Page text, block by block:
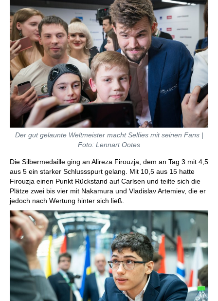
Der gut gelaunte Weltmeister macht Selfies mit seinen Fans |
Foto: Lennart Ootes
Die Silbermedaille ging an Alireza Firouzja, dem an Tag 3 mit 4,5
aus 5 ein starker Schlussspurt gelang. Mit 10,5 aus 15 hatte
Firouzja einen Punkt Rückstand auf Carlsen und teilte sich die
Plätze zwei bis vier mit Nakamura und Vladislav Artemiev, die er
jedoch nach Wertung hinter sich ließ.